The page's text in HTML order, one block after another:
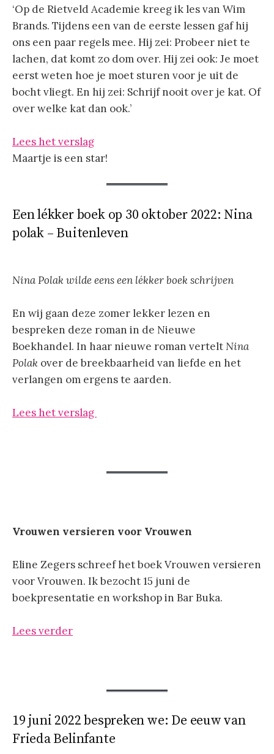
‘Op de Rietveld Academie kreeg ik les van Wim
Brands. Tijdens een van de eerste lessen gaf hij
ons een paar regels mee. Hij zei: Probeer niet te
lachen, dat komt zo dom over. Hij zei ook: Je moet
eerst weten hoe je moet sturen voor je uit de
bocht vliegt. En hij zei: Schrijf nooit over je kat. Of
over welke kat dan ook.’
Lees het verslag
Maartje is een star!
Een lékker boek op 30 oktober 2022: Nina
polak – Buitenleven
Nina Polak wilde eens een lékker boek schrijven
En wij gaan deze zomer lekker lezen en
bespreken deze roman in de Nieuwe
Boekhandel. In haar nieuwe roman verteltNina
Polak over de breekbaarheid van liefde en het
verlangen om ergens te aarden.
Lees het verslag
Vrouwen versieren voor Vrouwen
Eline Zegers schreef het boek Vrouwen versieren
voor Vrouwen. Ik bezocht 15 juni de
boekpresentatie en workshop in Bar Buka.
Lees verder
19 juni 2022 bespreken we: De eeuw van
Frieda Belinfante